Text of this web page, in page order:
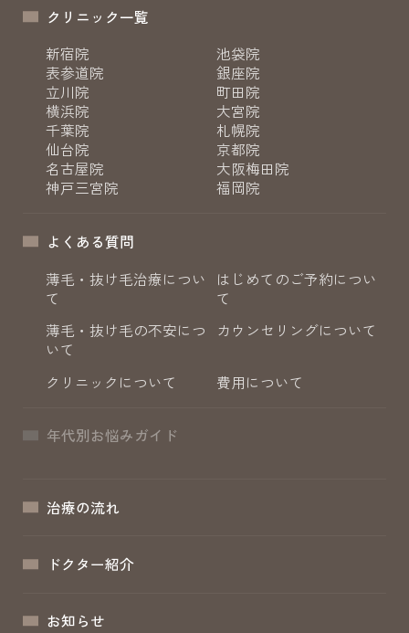
クリニック一覧
新宿院
池袋院
表参道院
銀座院
立川院
町田院
横浜院
大宮院
千葉院
札幌院
仙台院
京都院
名古屋院
大阪梅田院
神戸三宮院
福岡院
よくある質問
薄毛・抜け毛治療につい
て
はじめてのご予約につい
て
薄毛・抜け毛の不安につ
いて
カウンセリングについて
クリニックについて 費用について
年代別お悩みガイド
治療の流れ
ドクター紹介
お知らせ